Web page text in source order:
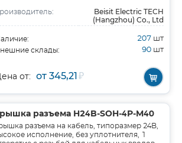
Beisit Electric TECH
(Hangzhou) Co., Ltd
207 шт
склады: 90 шт
от: от 345,21₽
разъема H24B-SOH-4P-M40
разъема на кабель, типоразмер 24B,
исполнение, без уплотнителя, 1